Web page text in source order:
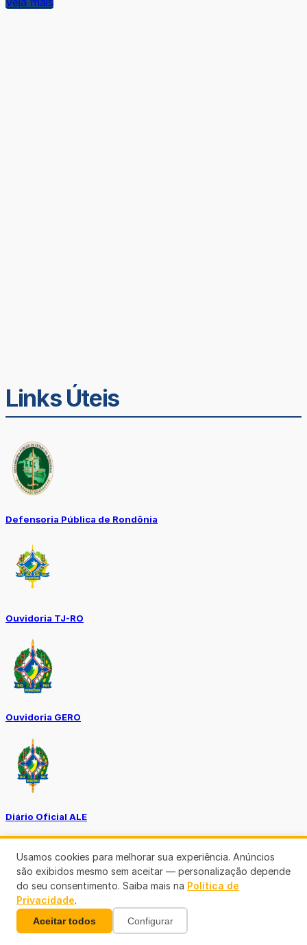
Links Úteis
Defensoria Pública de Rondônia
Ouvidoria TJ-RO
Ouvidoria GERO
Diário Oficial ALE
Diário Oficial da União
Usamos cookies para melhorar sua experiência. Anúncios
são exibidos mesmo sem aceitar — personalização depende
do seu consentimento. Saiba mais na Política de
Privacidade.
Aceitar todos Configurar